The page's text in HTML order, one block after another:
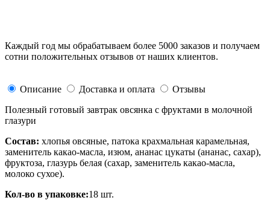
Каждый год мы обрабатываем более 5000 заказов и получаем
сотни положительных отзывов от наших клиентов.
Описание Доставка и оплата
Отзывы
Полезный готовый завтрак овсянка с фруктами в молочной
глазури
Состав: хлопья овсяные, патока крахмальная карамельная,
заменитель какао-масла, изюм, ананас цукаты (ананас, сахар),
фруктоза, глазурь белая (сахар, заменитель какао-масла,
молоко сухое).
Кол-во в упаковке:18 шт.